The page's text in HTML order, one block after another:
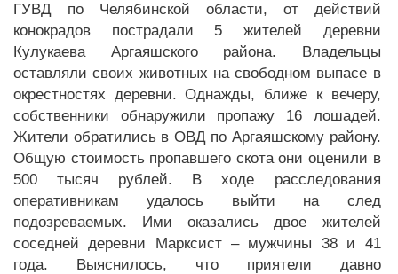
ГУВД по Челябинской области, от действий
конокрадов пострадали 5 жителей деревни
Кулукаева Аргаяшского района. Владельцы
оставляли своих животных на свободном выпасе в
окрестностях деревни. Однажды, ближе к вечеру,
собственники обнаружили пропажу 16 лошадей.
Жители обратились в ОВД по Аргаяшскому району.
Общую стоимость пропавшего скота они оценили в
500 тысяч рублей. В ходе расследования
оперативникам удалось выйти на след
подозреваемых. Ими оказались двое жителей
соседней деревни Марксист – мужчины 38 и 41
года. Выяснилось, что приятели давно